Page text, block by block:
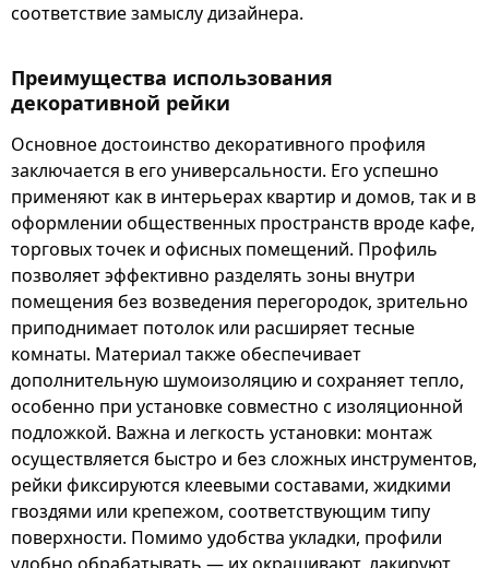
соответствие замыслу дизайнера.
Преимущества использования
декоративной рейки
Основное достоинство декоративного профиля
заключается в его универсальности. Его успешно
применяют как в интерьерах квартир и домов, так и в
оформлении общественных пространств вроде кафе,
торговых точек и офисных помещений. Профиль
позволяет эффективно разделять зоны внутри
помещения без возведения перегородок, зрительно
приподнимает потолок или расширяет тесные
комнаты. Материал также обеспечивает
дополнительную шумоизоляцию и сохраняет тепло,
особенно при установке совместно с изоляционной
подложкой. Важна и легкость установки: монтаж
осуществляется быстро и без сложных инструментов,
рейки фиксируются клеевыми составами, жидкими
гвоздями или крепежом, соответствующим типу
поверхности. Помимо удобства укладки, профили
удобно обрабатывать — их окрашивают, лакируют,